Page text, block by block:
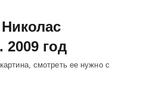
год
смотреть ее нужно с